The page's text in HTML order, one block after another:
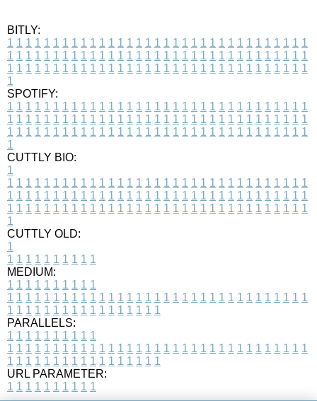
BITLY:
1 1 1 1 1 1 1 1 1 1 1 1 1 1 1 1 1 1 1 1 1 1 1 1 1 1 1 1 1 1 1 1 1
1 1 1 1 1 1 1 1 1 1 1 1 1 1 1 1 1 1 1 1 1 1 1 1 1 1 1 1 1 1 1 1 1
1 1 1 1 1 1 1 1 1 1 1 1 1 1 1 1 1 1 1 1 1 1 1 1 1 1 1 1 1 1 1 1 1
1
SPOTIFY:
1 1 1 1 1 1 1 1 1 1 1 1 1 1 1 1 1 1 1 1 1 1 1 1 1 1 1 1 1 1 1 1 1
1 1 1 1 1 1 1 1 1 1 1 1 1 1 1 1 1 1 1 1 1 1 1 1 1 1 1 1 1 1 1 1 1
1 1 1 1 1 1 1 1 1 1 1 1 1 1 1 1 1 1 1 1 1 1 1 1 1 1 1 1 1 1 1 1 1
1
CUTTLY BIO:
1
1 1 1 1 1 1 1 1 1 1 1 1 1 1 1 1 1 1 1 1 1 1 1 1 1 1 1 1 1 1 1 1 1
1 1 1 1 1 1 1 1 1 1 1 1 1 1 1 1 1 1 1 1 1 1 1 1 1 1 1 1 1 1 1 1 1
1 1 1 1 1 1 1 1 1 1 1 1 1 1 1 1 1 1 1 1 1 1 1 1 1 1 1 1 1 1 1 1 1
1
CUTTLY OLD:
1
1 1 1 1 1 1 1 1 1 1
MEDIUM:
1 1 1 1 1 1 1 1 1 1
1 1 1 1 1 1 1 1 1 1 1 1 1 1 1 1 1 1 1 1 1 1 1 1 1 1 1 1 1 1 1 1 1
1 1 1 1 1 1 1 1 1 1 1 1 1 1 1 1 1
PARALLELS:
1 1 1 1 1 1 1 1 1 1
1 1 1 1 1 1 1 1 1 1 1 1 1 1 1 1 1 1 1 1 1 1 1 1 1 1 1 1 1 1 1 1 1
1 1 1 1 1 1 1 1 1 1 1 1 1 1 1 1 1
URL PARAMETER:
1 1 1 1 1 1 1 1 1 1